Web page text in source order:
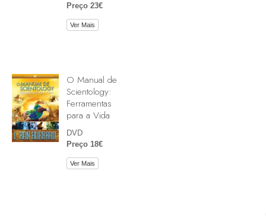
Preço 23€
Ver Mais
O Manual de
Scientology:
Ferramentas
para a Vida
DVD
Preço 18€
Ver Mais